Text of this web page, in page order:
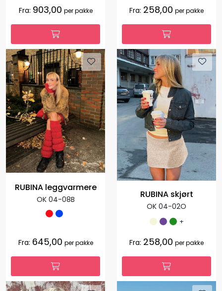
Fra: 903,00 per pakke Fra: 258,00 per pakke
RUBINA leggvarmere
OK 04-08B
Fra: 645,00 per pakke
RUBINA skjørt
OK 04-02O
+
Fra: 258,00 per pakke